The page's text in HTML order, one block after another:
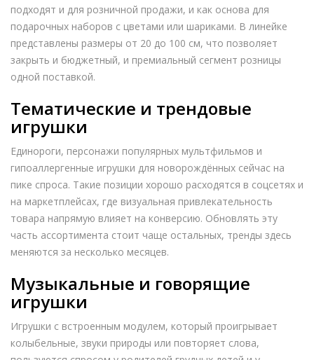
подходят и для розничной продажи, и как основа для
подарочных наборов с цветами или шариками. В линейке
представлены размеры от 20 до 100 см, что позволяет
закрыть и бюджетный, и премиальный сегмент розницы
одной поставкой.
Тематические и трендовые
игрушки
Единороги, персонажи популярных мультфильмов и
гипоаллергенные игрушки для новорождённых сейчас на
пике спроса. Такие позиции хорошо расходятся в соцсетях и
на маркетплейсах, где визуальная привлекательность
товара напрямую влияет на конверсию. Обновлять эту
часть ассортимента стоит чаще остальных, тренды здесь
меняются за несколько месяцев.
Музыкальные и говорящие
игрушки
Игрушки с встроенным модулем, который проигрывает
колыбельные, звуки природы или повторяет слова,